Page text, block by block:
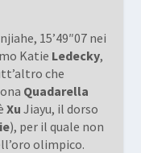
15’49″07 nei
Katie Ledecky,
che
Quadarella
Xu Jiayu, il dorso
), per il quale non
olimpico.